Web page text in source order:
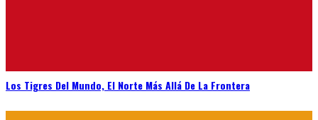
Los Tigres Del Mundo, El Norte Más Allá De La Frontera